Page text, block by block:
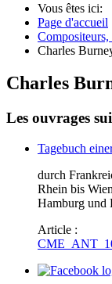
Vous êtes ici:
Page d'accueil
Compositeurs,
Charles
Charles
Les ouvrages
Tagebuch
durch
Rhein bis
Hamburg und
Article :